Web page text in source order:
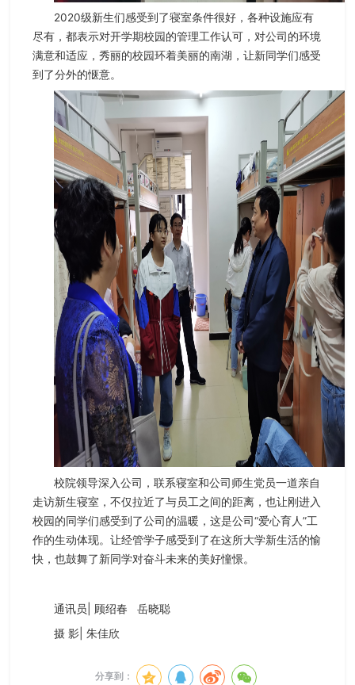
2020级新生们感受到了寝室条件很好，各种设施应有
尽有，都表示对开学期校园的管理工作认可，对公司的环境
满意和适应，秀丽的校园环着美丽的南湖，让新同学们感受
到了分外的惬意。
校院领导深入公司，联系寝室和公司师生党员一道亲自
走访新生寝室，不仅拉近了与员工之间的距离，也让刚进入
校园的同学们感受到了公司的温暖，这是公司“爱心育人”工
作的生动体现。让经管学子感受到了在这所大学新生活的愉
快，也鼓舞了新同学对奋斗未来的美好憧憬。
通讯员| 顾绍春 岳晓聪
摄 影| 朱佳欣
分享到：